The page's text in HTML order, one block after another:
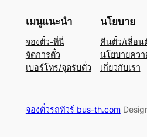
เมนูแนะนำ
จองตั๋ว-ที่นี่
จัดการตั๋ว
เบอร์โทร/จุดรับตั๋ว
นโยบาย
คืนตั๋ว/เลื่อน
นโยบายคว
เกี่ยวกับเรา
จองตั๋วรถทัวร์ bus-th.com